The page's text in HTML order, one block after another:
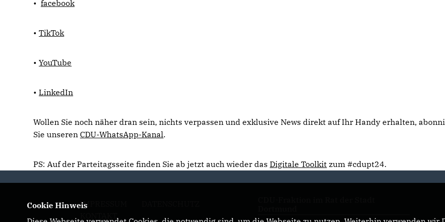
•facebook
•TikTok
•YouTube
•LinkedIn
Wollen Sie noch näher dran sein, nichts verpassen und exklusive News direkt auf Ihr Handy erhalten,
Sie unserenCDU-WhatsApp-Kanal.
PS: Auf der Parteitagsseite finden Sie ab jetzt auch wieder dasDigitale Toolkit zum #cdupt24.
IMPRESSUM
Cookie Hinweis